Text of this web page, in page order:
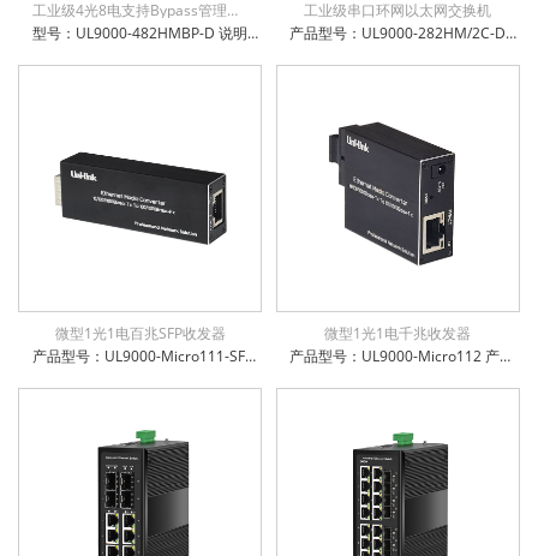
工业级4光8电支持Bypass管理型环网交换机
型号：UL9000-482HMBP-D 说明：工业级8x10/100/1000Base-T + 4x100/1000Base-X SFP 管理型交换机，支持旁路Bypass功能，环网自愈时间小于15ms，6KV防浪涌保护，通过公安部、交通部、电信进网许可检测，支持STP/RSTP/MSTP, EAPS/ERPS
工业级串口环网以太网交换机
产品型号：UL9000-282HM/2C-D 产品名称：工业级8千兆电 + 2千兆SFP光口+2xRS232/485/422 串口管理型交换机 多重管理模式：支持CLI/WEB/SNMP管理方式 支持掉电、断光纤、断网线、超低高温等告警功能，方便运维 支持16K字节巨帧传输，兼容各种扩展协议 支持IEEE802.3az高效节能以太网技术 支持IPv6协议，支持IEEE1855 V2协议透传 支持STP/RSTP/MSTP, EAPS/ERPS，环网自愈时间小于15ms 防雷防静电：6KV防浪涌保护，接触放电8KV，空气放电15KV 电源输入极性保护设计，反接无忧 权威检测：公安部、交通部、电信进网许可等 IP-40防护等级，防尘防潮无忧
微型1光1电百兆SFP收发器
产品型号：UL9000-Micro111-SFP 产品名称：微型1光1电百兆收发器，SFP 支持5~15VDC宽电压输入 电口支持全/半双工方式、MDI/MDI-X自动侦测 光口支持单模、多模、单纤、双纤 微型机身，工作温度-10℃~ +50℃ 防雷防静电：6KV防浪涌保护，接触放电8KV，空气放电15KV 电源输入极性保护设计，反接无忧 权威检测：公安部、交通部、电信进网许可等 IP-40防护等级，防尘防潮无忧
微型1光1电千兆收发器
产品型号：UL9000-Micro112 产品名称：微型1光1电千兆收发器，SC/FC/ST可选，光口百千自适应 支持5~15VDC宽电压输入 电口支持全/半双工方式、MDI/MDI-X自动侦测 光口支持单模、多模、单纤、双纤 微型机身，工作温度-10℃~ +50℃ 防雷防静电：6KV防浪涌保护，接触放电8KV，空气放电15KV 电源输入极性保护设计，反接无忧 权威检测：公安部、交通部、电信进网许可等 IP-40防护等级，防尘防潮无忧